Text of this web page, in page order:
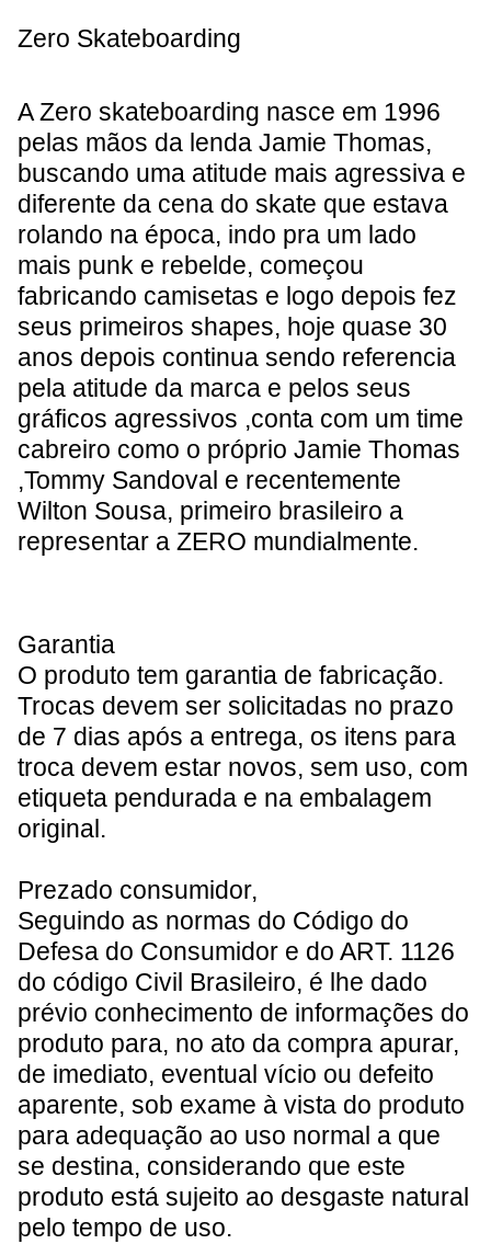
Zero Skateboarding
A Zero skateboarding nasce em 1996
pelas mãos da lenda Jamie Thomas,
buscando uma atitude mais agressiva e
diferente da cena do skate que estava
rolando na época, indo pra um lado
mais punk e rebelde, começou
fabricando camisetas e logo depois fez
seus primeiros shapes, hoje quase 30
anos depois continua sendo referencia
pela atitude da marca e pelos seus
gráficos agressivos ,conta com um time
cabreiro como o próprio Jamie Thomas
,Tommy Sandoval e recentemente
Wilton Sousa, primeiro brasileiro a
representar a ZERO mundialmente.
Garantia
O produto tem garantia de fabricação.
Trocas devem ser solicitadas no prazo
de 7 dias após a entrega, os itens para
troca devem estar novos, sem uso, com
etiqueta pendurada e na embalagem
original.
Prezado consumidor,
Seguindo as normas do Código do
Defesa do Consumidor e do ART. 1126
do código Civil Brasileiro, é lhe dado
prévio conhecimento de informações do
produto para, no ato da compra apurar,
de imediato, eventual vício ou defeito
aparente, sob exame à vista do produto
para adequação ao uso normal a que
se destina, considerando que este
produto está sujeito ao desgaste natural
pelo tempo de uso.